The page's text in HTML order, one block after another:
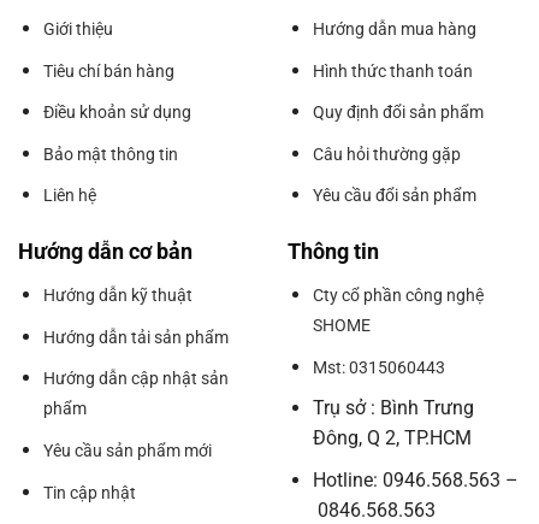
Giới thiệu
Tiêu chí bán hàng
Điều khoản sử dụng
Bảo mật thông tin
Liên hệ
Hướng dẫn mua hàng
Hình thức thanh toán
Quy định đổi sản phẩm
Câu hỏi thường gặp
Yêu cầu đổi sản phẩm
Hướng dẫn cơ bản
Hướng dẫn kỹ thuật
Hướng dẫn tải sản phẩm
Hướng dẫn cập nhật sản
phẩm
Yêu cầu sản phẩm mới
Tin cập nhật
Thông tin
Cty cổ phần công nghệ
SHOME
Mst: 0315060443
Trụ sở : Bình Trưng
Đông, Q 2, TP.HCM
Hotline: 0946.568.563 –
0846.568.563